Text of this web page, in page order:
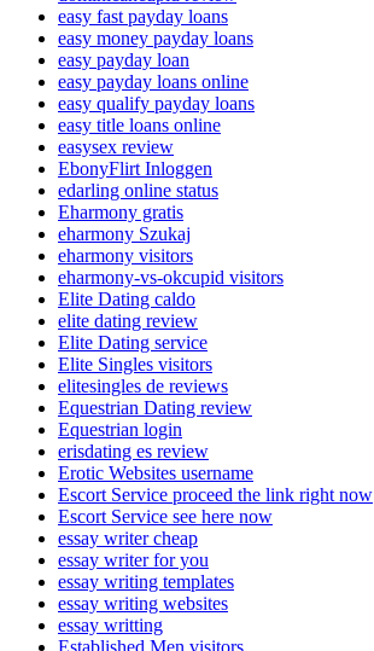
easy fast payday loans
easy money payday loans
easy payday loan
easy payday loans online
easy qualify payday loans
easy title loans online
easysex review
EbonyFlirt Inloggen
edarling online status
Eharmony gratis
eharmony Szukaj
eharmony visitors
eharmony-vs-okcupid visitors
Elite Dating caldo
elite dating review
Elite Dating service
Elite Singles visitors
elitesingles de reviews
Equestrian Dating review
Equestrian login
erisdating es review
Erotic Websites username
Escort Service proceed the link right now
Escort Service see here now
essay writer cheap
essay writer for you
essay writing templates
essay writing websites
essay writting
Established Men visitors